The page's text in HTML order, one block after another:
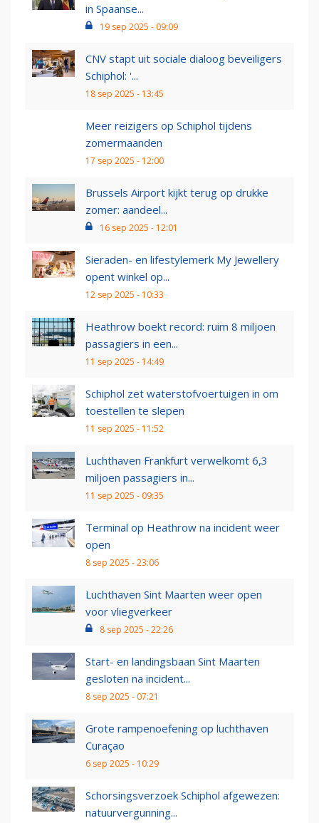
in Spaanse...
19 sep 2025 - 09:09
CNV stapt uit sociale dialoog beveiligers
Schiphol: '...
18 sep 2025 - 13:45
Meer reizigers op Schiphol tijdens
zomermaanden
17 sep 2025 - 12:00
Brussels Airport kijkt terug op drukke
zomer: aandeel...
16 sep 2025 - 12:01
Sieraden- en lifestylemerk My Jewellery
opent winkel op...
12 sep 2025 - 10:33
Heathrow boekt record: ruim 8 miljoen
passagiers in een...
11 sep 2025 - 14:49
Schiphol zet waterstofvoertuigen in om
toestellen te slepen
11 sep 2025 - 11:52
Luchthaven Frankfurt verwelkomt 6,3
miljoen passagiers in...
11 sep 2025 - 09:35
Terminal op Heathrow na incident weer
open
8 sep 2025 - 23:06
Luchthaven Sint Maarten weer open
voor vliegverkeer
8 sep 2025 - 22:26
Start- en landingsbaan Sint Maarten
gesloten na incident...
8 sep 2025 - 07:21
Grote rampenoefening op luchthaven
Curaçao
6 sep 2025 - 10:29
Schorsingsverzoek Schiphol afgewezen:
natuurvergunning...